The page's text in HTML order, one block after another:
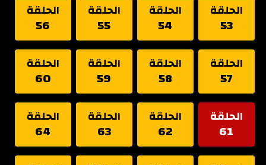
الحلقة
53
الحلقة
54
الحلقة
55
الحلقة
56
الحلقة
57
الحلقة
58
الحلقة
59
الحلقة
60
الحلقة
61
الحلقة
62
الحلقة
63
الحلقة
64